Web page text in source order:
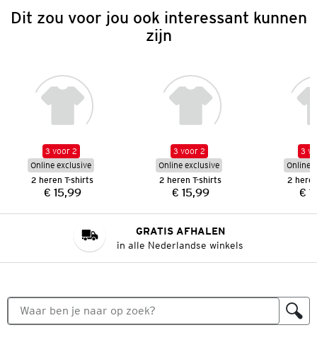
Dit zou voor jou ook interessant kunnen
zijn
3 voor 2
Online exclusive
2 heren T-shirts
Prijs:
€ 15,99
3 voor 2
Online exclusive
2 heren T-shirts
Prijs:
€ 15,99
3
Online
2
€
GRATIS AFHALEN
in alle Nederlandse winkels